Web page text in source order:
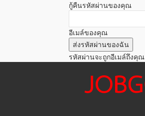
กู้คืนรหัสผ่านของคุณ
อีเมล์ของคุณ
รหัสผ่านจะถูกอีเมล์ถึงคุณ